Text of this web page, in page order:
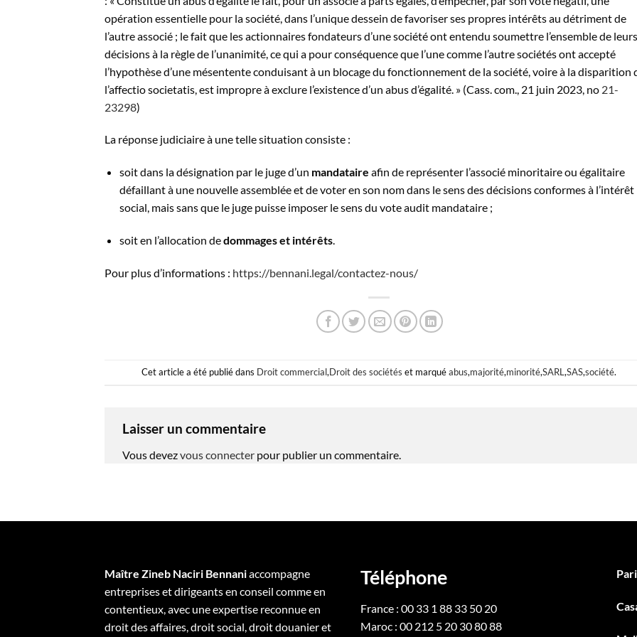
opération essentielle pour la société, dans l’unique dessein de favoriser ses propres intérêts au détriment de
l’autre associé ; le fait que les actionnaires fondateurs d’une société ont entendu soumettre l’ensemble de leurs
décisions à la règle de l’unanimité, ce qui a pour conséquence que l’une comme l’autre sociétés ont accepté
l’hypothèse d’une mésentente conduisant à un blocage du fonctionnement de la société, voire à la disparition
l’affectio societatis , est impropre à exclure l’existence d’un abusd’égalité. » (Cass. com., 21 juin 2023, no 21-
23298)
La réponse judiciaire à une telle situation consiste :
soit dans la désignation par le juge d’un mandataire afin de représenter l’associé minoritaire ou égalitaire
défaillant à une nouvelle assemblée et de voter en son nom dans le sens des décisions conformes à l’intérêt
social, mais sans que le juge puisse imposer le sens du vote audit mandataire ;
soit en l’allocation dedommages et intérêts.
Pour plus d’informations : https://bennani.legal/contactez-nous/
Cet article a été publié dans Droit commercial,Droit des sociétés et marquéabus,majorité,minorité,SARL,SAS,société.
Laisser un commentaire
Vous devezvous connecter pour publier un commentaire.
Maître Zineb Naciri Bennaniaccompagne
entreprises et dirigeants en conseil comme en
contentieux, avec une expertise reconnue en
droit des affaires, droit social, droit douanier et
Téléphone
France : 00 33 1 88 33 50 20
Maroc : 00 212 5 20 30 80 88